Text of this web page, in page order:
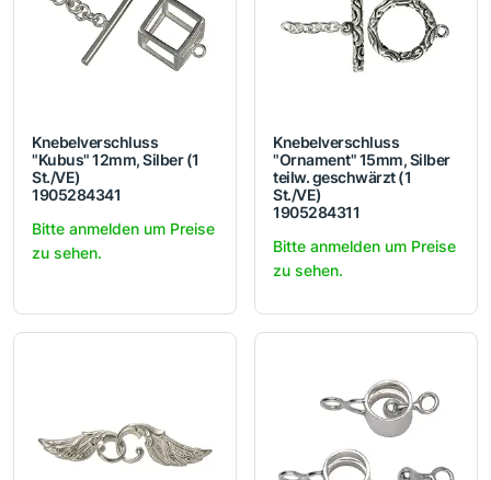
Knebelverschluss
"Kubus" 12mm, Silber (1
St./VE)
1905284341
Bitte anmelden um Preise
zu sehen.
Knebelverschluss
"Ornament" 15mm, Silber
teilw. geschwärzt (1
St./VE)
1905284311
Bitte anmelden um Preise
zu sehen.